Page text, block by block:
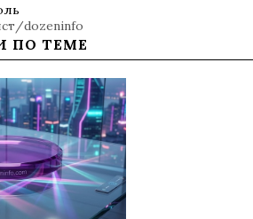
dozeninfo
ПО ТЕМЕ